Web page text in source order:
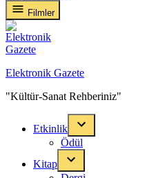
Filmler
Elektronik Gazete
"Kültür-Sanat Rehberiniz"
Etkinlik
Ödül
Kitap